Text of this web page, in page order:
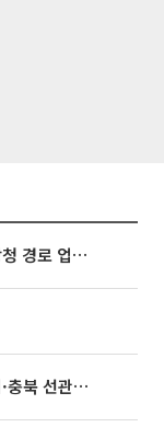
태풍 '돌핀' 오키나와 접근…일본기상청 경로 업데이트
추가 압수수색